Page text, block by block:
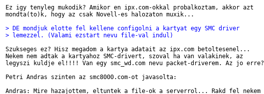
Ez igy tenyleg mukodik? Amikor en ipx.com-okkal probalkoztam, akkor azt
mondta(to)k, hogy az csak Novell-es halozaton muxik...
> DE mondjuk elotte fel kellene configolni a kartyat egy SMC driver
> lemezzel. (Valami ezstart nevu file-val indul)
Szukseges ez? Hisz megadom a kartya adatait az ipx.com betoltesenel...
Nekem nem adtak a kartyahoz SMC-drivert, szoval ha van valakinek, az
legyszi kuldje el!!!! Van egy smc_wd.com nevu packet-driverem. Az jo erre?
Petri Andras szinten az smc8000.com-ot javasolta:
Andras: Mire hazajottem, eltuntek a file-ok a serverrol... Rakd fel nekem